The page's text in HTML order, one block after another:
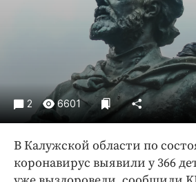
Праздники
Происшествия
Спорт
Экономика и бизнес
ПРОЕКТЫ
Блоги
Издания
2 6601
В Калужской области по
коронавирус выявили у 366